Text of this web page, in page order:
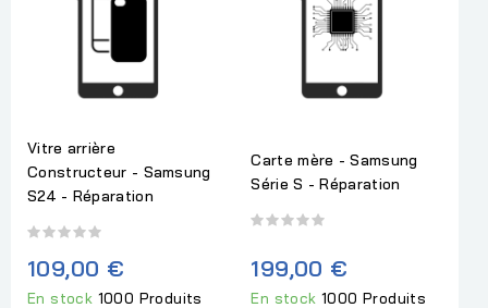
Vitre arrière
Constructeur - Samsung
S24 - Réparation
109,00 €
En stock 1000 Produits
Carte mère - Samsung
Série S - Réparation
199,00 €
En stock1000 Produits